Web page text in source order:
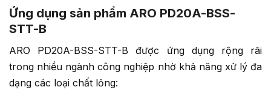
Ứng dụng sản phẩm ARO PD20A-BSS-
STT-B
ARO PD20A-BSS-STT-B được ứng dụng rộng rãi
trong nhiều ngành công nghiệp nhờ khả năng xử lý đa
dạng các loại chất lỏng: